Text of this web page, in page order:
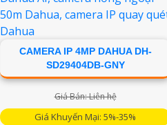
CAMERA IP 4MP DAHUA DH-
SD29404DB-GNY
Giá Bán: Liên hệ
Giá Khuyến Mại: 5%-35%